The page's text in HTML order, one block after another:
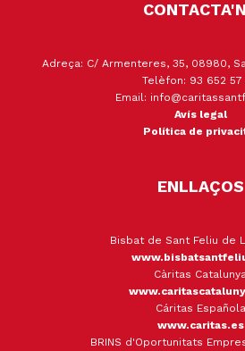
Adreça: C/ Armenteres, 35, 08980,
Telèfon: 93 652 57
Email:
Avís legal
Política de
ENLLAÇOS
Bisbat de Sant Feliu de
Càritas Catalunya
Cáritas Española
www.caritas.es
BRINS d'Oportunitats